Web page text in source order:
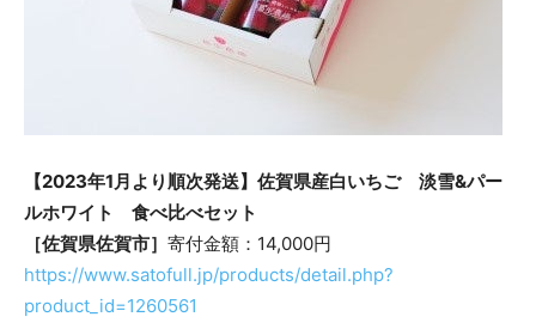
【2023年1月より順次発送】佐賀県産白いちご 淡雪&パー
ルホワイト 食べ比べセット
［佐賀県佐賀市］ 寄付金額：14,000円
https://www.satofull.jp/products/detail.php?
product_id=1260561